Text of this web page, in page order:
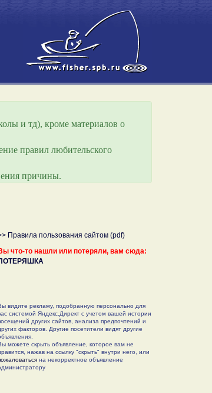
и тд), кроме материалов о
правил любительского
причины.
Правила пользования сайтом (pdf)
что-то нашли или потеряли, вам сюда:
видите рекламу, подобранную персонально для
системой Яндекс.Директ с учетом вашей истории
других сайтов, анализа предпочтений и
факторов. Другие посетители видят другие
можете скрыть объявление, которое вам не
нажав на ссылку "скрыть" внутри него, или
на некорректное объявление